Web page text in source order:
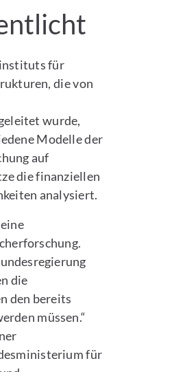
für
die von
wurde,
Modelle der
auf
die finanziellen
analysiert.
die
den bereits
müssen.“
für